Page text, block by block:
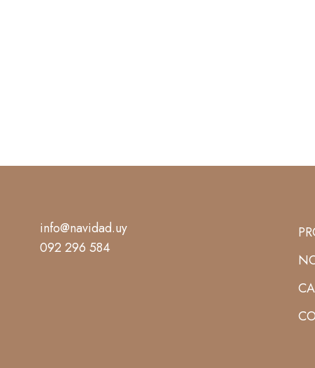
info@navidad.uy
092 296 584